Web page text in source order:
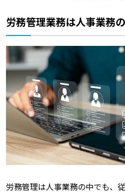
労務管理業務は人事業務
労務管理は人事業務の中でも、